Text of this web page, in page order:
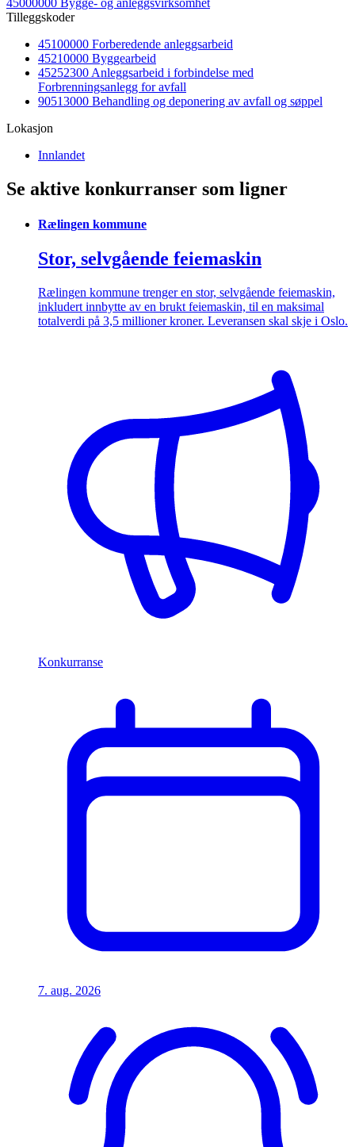
45000000 Bygge- og anleggsvirksomhet
Tilleggskoder
45100000 Forberedende anleggsarbeid
45210000 Byggearbeid
45252300 Anleggsarbeid i forbindelse med
Forbrenningsanlegg for avfall
90513000 Behandling og deponering av avfall og søppel
Lokasjon
Innlandet
Se aktive konkurranser som ligner
Rælingen kommune
Stor, selvgående feiemaskin
Rælingen kommune trenger en stor, selvgående feiemaskin,
inkludert innbytte av en brukt feiemaskin, til en maksimal
totalverdi på 3,5 millioner kroner. Leveransen skal skje i Oslo.
Konkurranse
7. aug. 2026